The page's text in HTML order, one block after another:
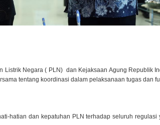
Listrik Negara ( PLN) dan Kejaksaan Agung RepubIik
tentang koordinasi dalam pelaksanaan tugas dan
hatian dan kepatuhan PLN terhadap seluruh regulasi